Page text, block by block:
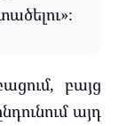
բայց
այդ